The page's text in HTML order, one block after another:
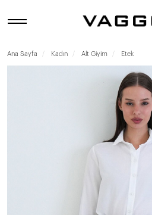
Ana Sayfa Kadın Alt Giyim Etek